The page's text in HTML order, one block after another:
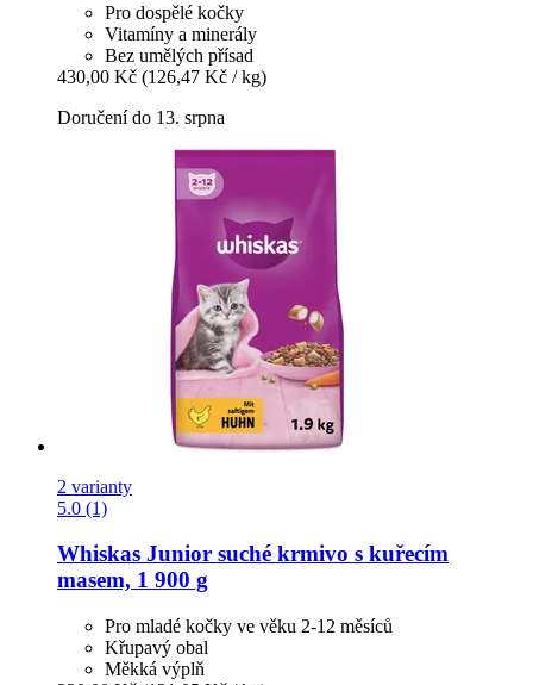
Pro dospělé kočky
Vitamíny a minerály
Bez umělých přísad
430,00 Kč (126,47 Kč / kg)
Doručení do 13. srpna
2 varianty
5.0 (1)
Whiskas Junior suché krmivo s kuřecím
masem, 1 900 g
Pro mladé kočky ve věku 2-12 měsíců
Křupavý obal
Měkká výplň